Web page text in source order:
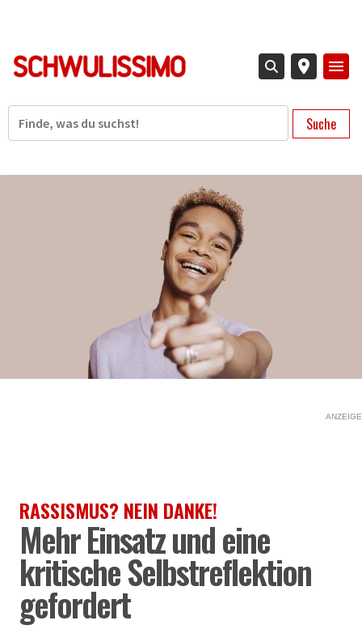
Suche
ANZEIGE
RASSISMUS? NEIN DANKE!
Mehr Einsatz und eine
kritische Selbstreflektion
gefordert